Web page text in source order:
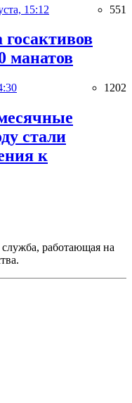
15:12 551
манатов
1202
стали
к
работающая на